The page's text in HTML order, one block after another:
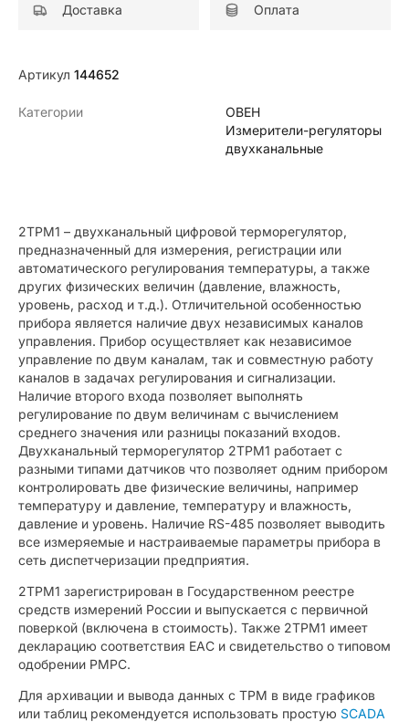
Доставка Оплата
Артикул 144652
Категории
ОВЕН
Измерители-регуляторы
двухканальные
2ТРМ1 – двухканальный цифровой терморегулятор,
предназначенный для измерения, регистрации или
автоматического регулирования температуры, а также
других физических величин (давление, влажность,
уровень, расход и т.д.). Отличительной особенностью
прибора является наличие двух независимых каналов
управления. Прибор осуществляет как независимое
управление по двум каналам, так и совместную работу
каналов в задачах регулирования и сигнализации.
Наличие второго входа позволяет выполнять
регулирование по двум величинам с вычислением
среднего значения или разницы показаний входов.
Двухканальный терморегулятор 2ТРМ1 работает с
разными типами датчиков что позволяет одним прибором
контролировать две физические величины, например
температуру и давление, температуру и влажность,
давление и уровень. Наличие RS-485 позволяет выводить
все измеряемые и настраиваемые параметры прибора в
сеть диспетчеризации предприятия.
2ТРМ1 зарегистрирован в Государственном реестре
средств измерений России и выпускается с первичной
поверкой (включена в стоимость). Также 2ТРМ1 имеет
декларацию соответствия ЕАС и свидетельство о типовом
одобрении РМРС.
Для архивации и вывода данных с ТРМ в виде графиков
или таблиц рекомендуется использовать простую SCADA